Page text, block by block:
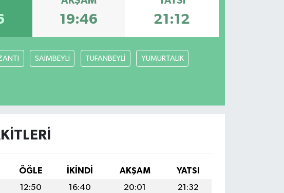
19:46 21:12
SAİMBEYLİ TUFANBEYLİ YUMURTALIK
ÖĞLE İKINDI AKŞAM
YATSI
12:50 16:40 20:01
21:32